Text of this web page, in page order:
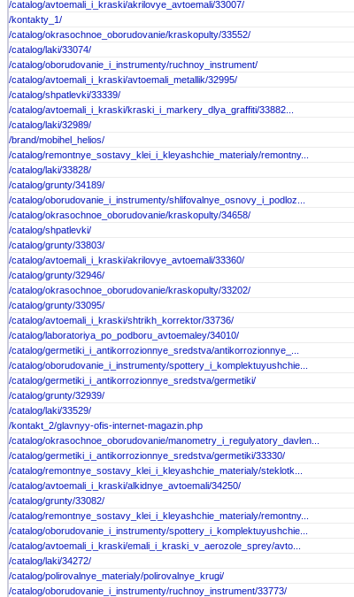
/catalog/avtoemali_i_kraski/akrilovye_avtoemali/33007/
/kontakty_1/
/catalog/okrasochnoe_oborudovanie/kraskopulty/33552/
/catalog/laki/33074/
/catalog/oborudovanie_i_instrumenty/ruchnoy_instrument/
/catalog/avtoemali_i_kraski/avtoemali_metallik/32995/
/catalog/shpatlevki/33339/
/catalog/avtoemali_i_kraski/kraski_i_markery_dlya_graffiti/33882...
/catalog/laki/32989/
/brand/mobihel_helios/
/catalog/remontnye_sostavy_klei_i_kleyashchie_materialy/remontny...
/catalog/laki/33828/
/catalog/grunty/34189/
/catalog/oborudovanie_i_instrumenty/shlifovalnye_osnovy_i_podloz...
/catalog/okrasochnoe_oborudovanie/kraskopulty/34658/
/catalog/shpatlevki/
/catalog/grunty/33803/
/catalog/avtoemali_i_kraski/akrilovye_avtoemali/33360/
/catalog/grunty/32946/
/catalog/okrasochnoe_oborudovanie/kraskopulty/33202/
/catalog/grunty/33095/
/catalog/avtoemali_i_kraski/shtrikh_korrektor/33736/
/catalog/laboratoriya_po_podboru_avtoemaley/34010/
/catalog/germetiki_i_antikorrozionnye_sredstva/antikorrozionnye_...
/catalog/oborudovanie_i_instrumenty/spottery_i_komplektuyushchie...
/catalog/germetiki_i_antikorrozionnye_sredstva/germetiki/
/catalog/grunty/32939/
/catalog/laki/33529/
/kontakt_2/glavnyy-ofis-internet-magazin.php
/catalog/okrasochnoe_oborudovanie/manometry_i_regulyatory_davlen...
/catalog/germetiki_i_antikorrozionnye_sredstva/germetiki/33330/
/catalog/remontnye_sostavy_klei_i_kleyashchie_materialy/steklotk...
/catalog/avtoemali_i_kraski/alkidnye_avtoemali/34250/
/catalog/grunty/33082/
/catalog/remontnye_sostavy_klei_i_kleyashchie_materialy/remontny...
/catalog/oborudovanie_i_instrumenty/spottery_i_komplektuyushchie...
/catalog/avtoemali_i_kraski/emali_i_kraski_v_aerozole_sprey/avto...
/catalog/laki/34272/
/catalog/polirovalnye_materialy/polirovalnye_krugi/
/catalog/oborudovanie_i_instrumenty/ruchnoy_instrument/33773/